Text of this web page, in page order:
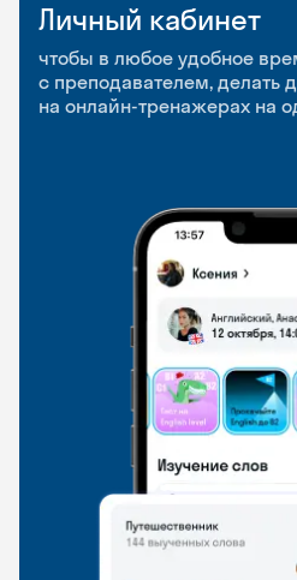
Личный кабинет
чтобы в любое удобное
с преподавателем, делать
на онлайн-тренажерах на
Мобильное
приложение
чтобы заниматься и
и когда удобно
Разговорные клубы
и Talks
Групповые занятия для
и индивидуальные встречи